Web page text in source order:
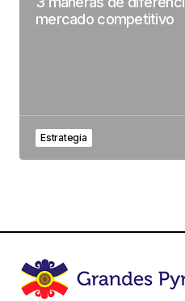
mercado competitivo
Estrategia